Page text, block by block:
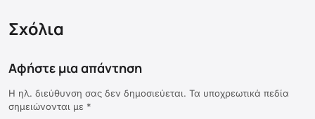
Σχόλια
Αφήστε μια απάντηση
Η ηλ. διεύθυνση σας δεν δημοσιεύεται. Τα υποχρεωτικά πεδία
σημειώνονται με *